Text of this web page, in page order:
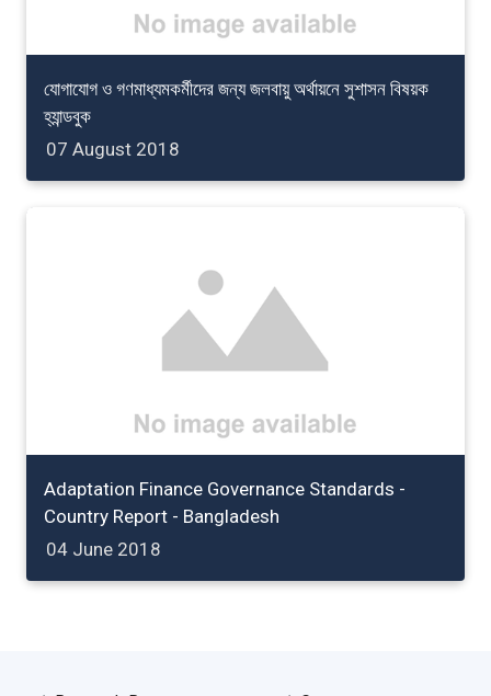
যোগাযোগ ও গণমাধ্যমকর্মীদের জন্য জলবায়ু অর্থায়নে সুশাসন বিষয়ক
হ্যান্ডবুক
07 August 2018
Adaptation Finance Governance Standards -
Country Report - Bangladesh
04 June 2018